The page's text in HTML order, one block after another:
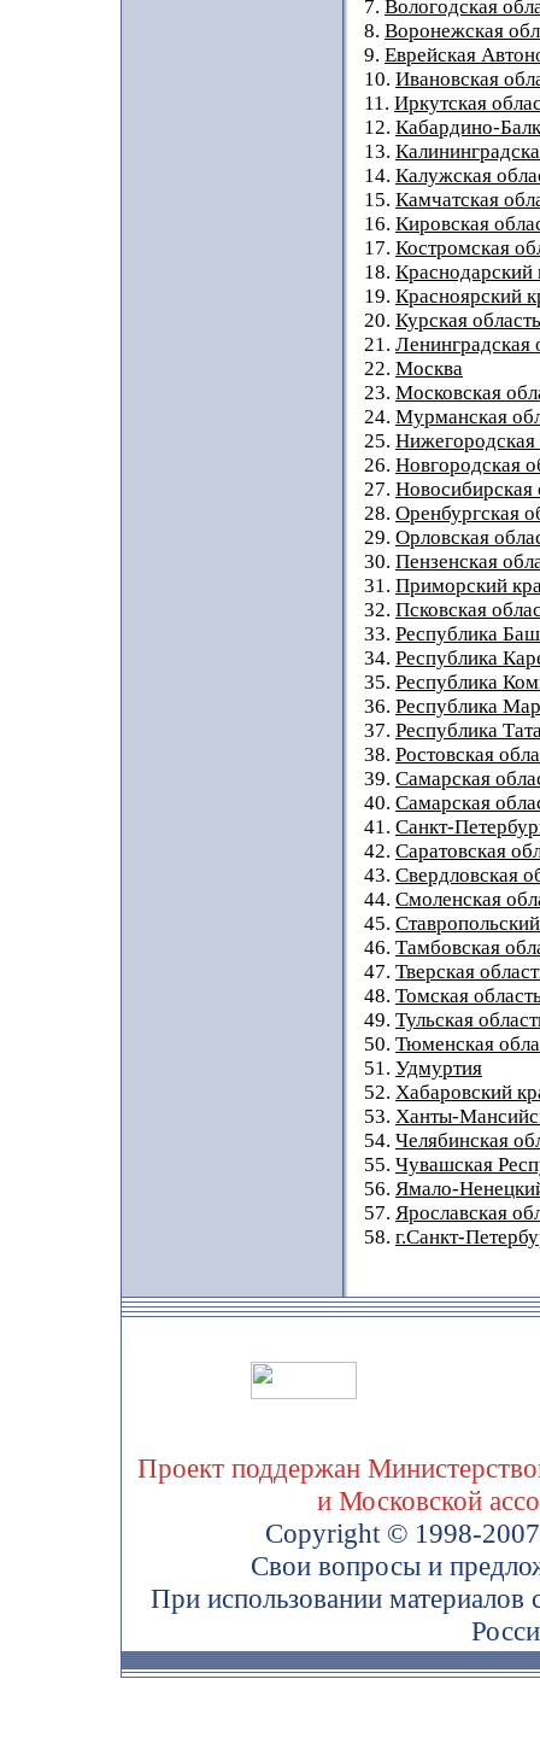
7. Вологодская
8. Воронежская
9. Еврейская
10. Ивановская
11. Иркутская
12. Кабардино-
13.
14. Калужская
15. Камчатская
16. Кировская
17. Костромская
18. Краснодарский
19. Красноярский
20. Курская область
21. Ленинградская
22. Москва
23. Московская
24. Мурманская
25. Нижегородская
26. Новгородская
27. Новосибирская
28. Оренбургская
29. Орловская
30. Пензенская
31. Приморский
32. Псковская
33. Республика
34. Республика
35. Республика
36. Республика
37. Республика
38. Ростовская
39. Самарская
40. Самарская
41. Санкт-
42. Саратовская
43. Свердловская
44. Смоленская
45.
46. Тамбовская
47. Тверская
48. Томская
49. Тульская
50. Тюменская
51. Удмуртия
52. Хабаровский
53. Ханты-
54. Челябинская
55. Чувашская
56. Ямало-
57. Ярославская
58. г.Санкт-
Проект поддержан
и Московской
Copyright © 1998-
Свои вопросы и
При использовании